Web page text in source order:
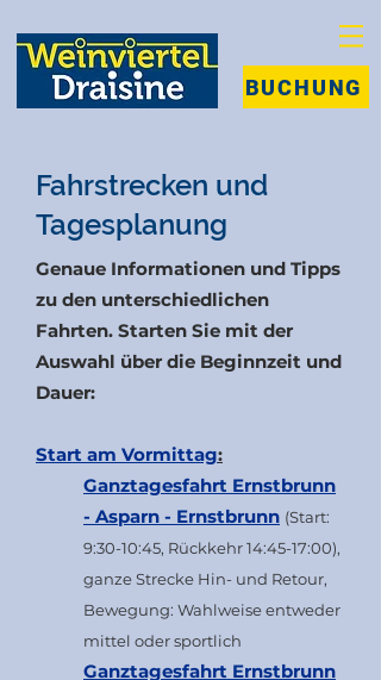
BUCHUNG
Fahrstrecken und
Tagesplanung
Genaue Informationen und Tipps
zu den unterschiedlichen
Fahrten. Starten Sie mit der
Auswahl über die Beginnzeit und
Dauer:
Start am Vormittag:
Ganztagesfahrt Ernstbrunn
- Asparn - Ernstbrunn (Start:
9:30-10:45, Rückkehr 14:45-17:00),
ganze Strecke Hin- und Retour,
Bewegung: Wahlweise entweder
mittel oder sportlich
Ganztagesfahrt Ernstbrunn